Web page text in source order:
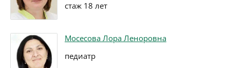
стаж 18 лет
Мосесова Лора Леноровна
педиатр